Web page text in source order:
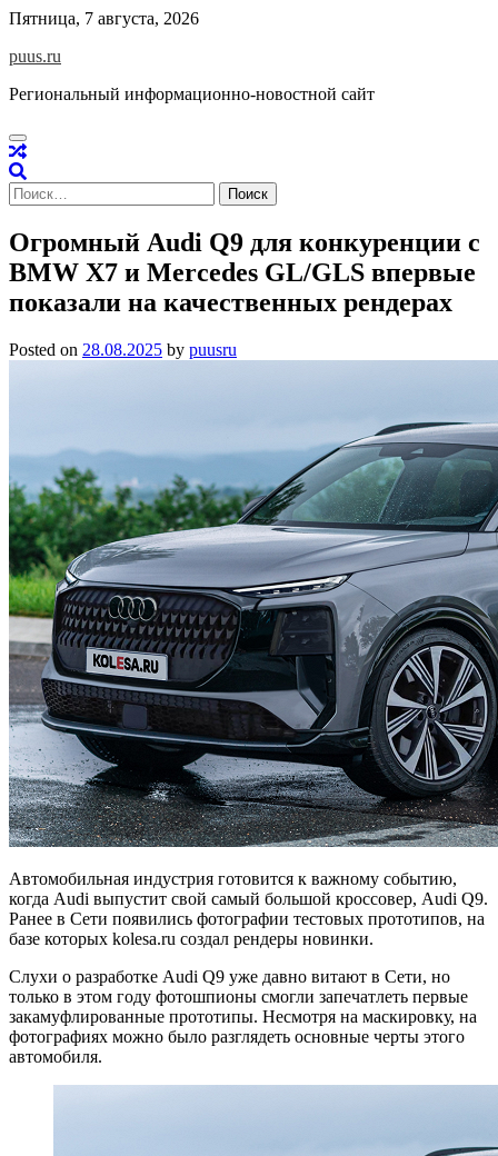
Skip
content
Пятница, 7 августа, 2026
puus.ru
Региональный информационно-новостной сайт
Найти:
Огромный Audi Q9 для конкуренции с
BMW X7 и Mercedes GL/GLS впервые
показали на качественных рендерах
Posted on 28.08.2025 by puusru
Автомобильная индустрия готовится к важному событию,
когда Audi выпустит свой самый большой кроссовер, Audi Q9.
Ранее в Сети появились фотографии тестовых прототипов, на
базе которых kolesa.ru создал рендеры новинки.
Слухи о разработке Audi Q9 уже давно витают в Сети, но
только в этом году фотошпионы смогли запечатлеть первые
закамуфлированные прототипы. Несмотря на маскировку, на
фотографиях можно было разглядеть основные черты этого
автомобиля.